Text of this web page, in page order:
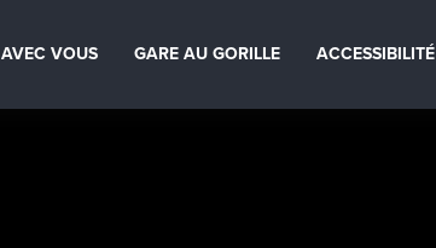
AVEC VOUS GARE AU GORILLE ACCESSIBILITÉ